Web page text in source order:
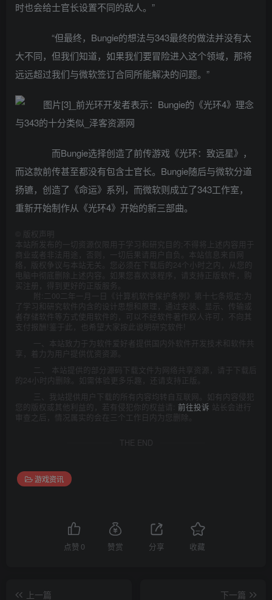
时也会给士官长设置不同的敌人。”
“但最终，Bungie的想法与343最终的做法并没有太
大不同，但我们知道，如果我们要冒险进入这个领域，那将
远远超过我们与微软签订合同所能解决的问题。”
而Bungie选择创造了前传游戏《光环：致远星》，
而这款前传甚至都没有包含士官长。Bungie随后与微软分道
扬镳，创造了《命运》系列，而微软则成立了343工作室，
重新开始制作从《光环4》开始的新三部曲。
版权声明
本站所发布的一切资源仅限用于学习和研究目的;不得将上述内容用于
商业或者非法用途，否则，一切后果请用户自负。本站信息来自网
络，版权争议与本站无关。您必须在下载后的24个小时之内，从您的
电脑中彻底删除上述内容。如果您喜欢该程序，请支持正版软件，购
买注册，得到更好的正版服务。
附:二00二年一月一日《计算机软件保护条例》第十七条规定:为
了学习和研究软件内含的设计思想和原理，通过安装、显示、传输或
者存储软件等方式使用软件的，可以不经软件著作权人许可，不向其
支付报酬!鉴于此，也希望大家按此说明研究软件!
一、本站致力于为软件爱好者提供国内外软件开发技术和软件共
享，着力为用户提供优资资源。
二、 本站提供的部分源码下载文件为网络共享资源，请于下载后
的24小时内删除。如需体验更多乐趣，还请支持正版。
三、我站提供用户下载的所有内容均转自互联网。如有内容侵犯
您的版权或其他利益的，若有侵犯你的权益请: 前往投诉 站长会进行
审查之后，情况属实的会在三个工作日内为您删除。
THE END
游戏资讯
点赞 0 赞赏 分享 收藏
上一篇
下一篇